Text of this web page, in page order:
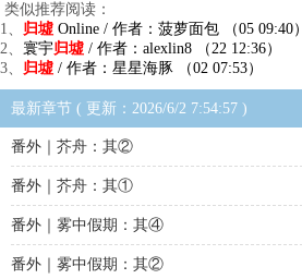
类似推荐阅读：
1、 归墟 Online / 作者：菠萝面包 （05 09:40）
2、 寰宇归墟 / 作者：alexlin8 （22 12:36）
3、 归墟 / 作者：星星海豚 （02 07:53）
最新章节 ( 更新：2026/6/2 7:54:57 )
番外｜芥舟：其②
番外｜芥舟：其①
番外｜雾中假期：其④
番外｜雾中假期：其②